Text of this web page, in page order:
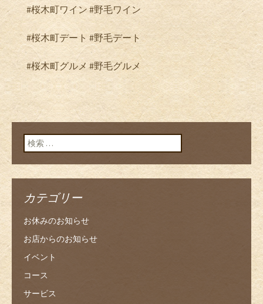
#桜木町ワイン #野毛ワイン
#桜木町デート #野毛デート
#桜木町グルメ #野毛グルメ
検索:
カテゴリー
お休みのお知らせ
お店からのお知らせ
イベント
コース
サービス